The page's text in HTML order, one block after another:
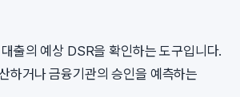
출의 예상 DSR을 확인하는 도구입니다.
하거나 금융기관의 승인을 예측하는